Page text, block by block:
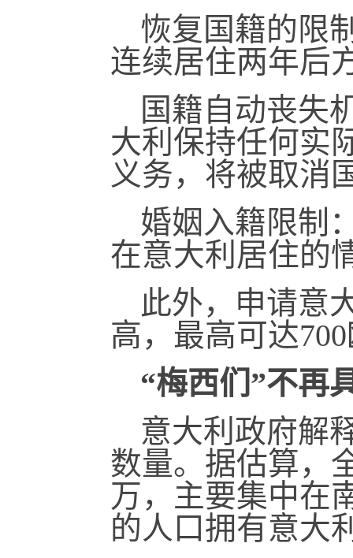
恢复国籍的限
连续居住两年后
国籍自动丧失
大利保持任何实
义务，将被取消
婚姻入籍限制
在意大利居住的
此外，申请意
高，最高可达
“梅西们”不再
意大利政府解
数量。据估算，
万，主要集中在
的人口拥有意大